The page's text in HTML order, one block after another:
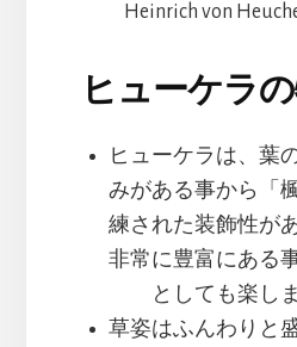
Heinrich von
ヒューケラ
ヒューケラは、葉
みがある事から「
練された装飾性が
非常に豊富にある
としても楽し
草姿はふんわりと